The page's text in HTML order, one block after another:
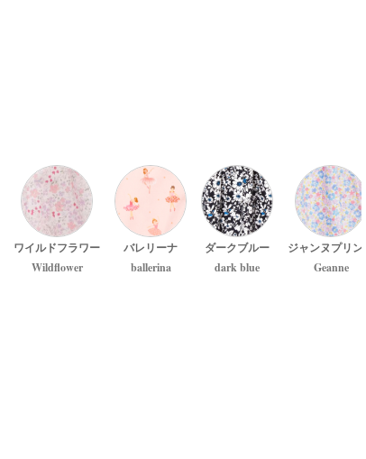
ワイルドフラワー
Wildflower
バレリーナ
ballerina
ダークブルー
dark blue
ジャンヌプリン
Geanne